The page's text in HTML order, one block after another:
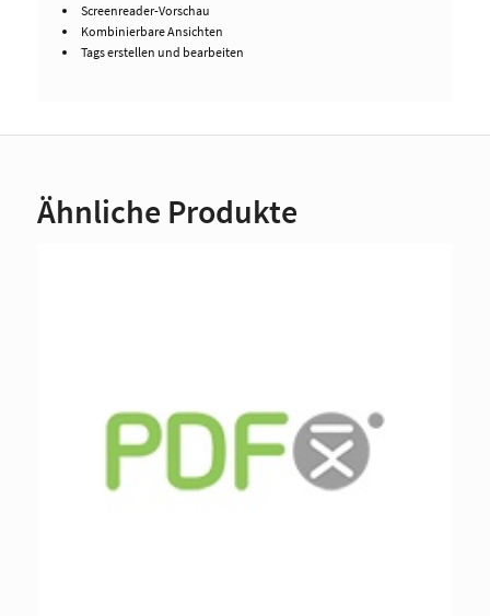
Screenreader-Vorschau
Kombinierbare Ansichten
Tags erstellen und bearbeiten
Ähnliche Produkte